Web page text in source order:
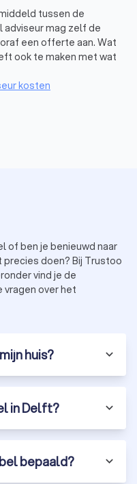
tussen de
adviseur mag zelf de
een offerte aan. Wat
ook te maken met wat
kosten
of ben je benieuwd naar
doen? Bij Trustoo
vind je de
over het
huis?
in Delft?
bepaald?